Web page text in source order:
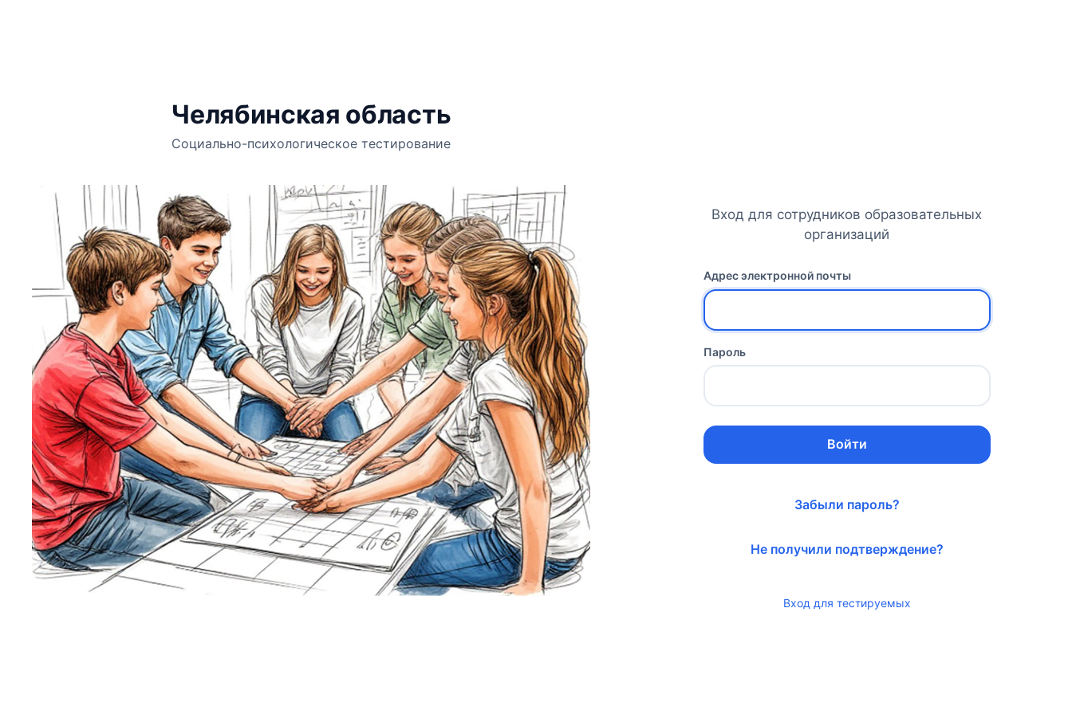
Челябинская область
Социально-психологическое тестирование
Вход для сотрудников образовательных
организаций
Адрес электронной почты
Пароль
Войти
Забыли пароль?
Не получили подтверждение?
Вход для тестируемых